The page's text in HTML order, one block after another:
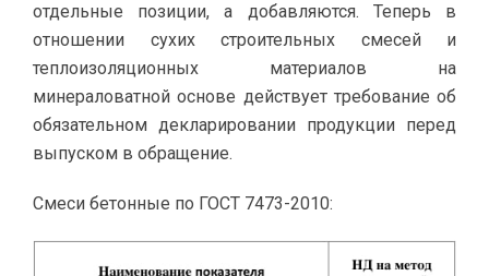
отдельные позиции, а добавляются. Теперь в
отношении сухих строительных смесей и
теплоизоляционных материалов на
минераловатной основе действует требование об
обязательном декларировании продукции перед
выпуском в обращение.
Смеси бетонные по ГОСТ 7473-2010: